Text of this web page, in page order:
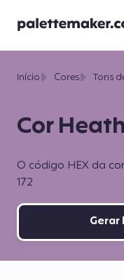
Cor
O código HEX da
172
Início Cores Tons
Gerar